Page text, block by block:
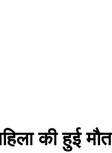
की हुई मौत